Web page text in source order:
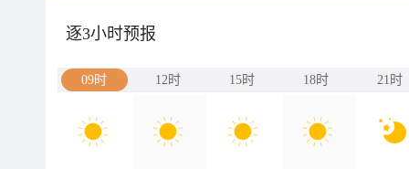
逐3小时预报
09时 12时 15时 18时 21时